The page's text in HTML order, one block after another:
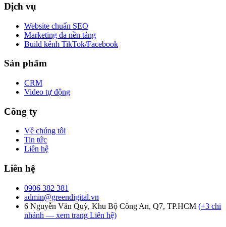
Dịch vụ
Website chuẩn SEO
Marketing đa nền tảng
Build kênh TikTok/Facebook
Sản phẩm
CRM
Video tự động
Công ty
Về chúng tôi
Tin tức
Liên hệ
Liên hệ
0906 382 381
admin@greendigital.vn
6 Nguyễn Văn Quỳ, Khu Bộ Công An, Q7, TP.HCM (+3 chi
nhánh — xem trang Liên hệ)